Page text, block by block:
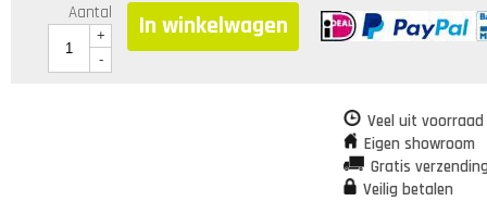
Aantal
+
-
In winkelwagen
Veel uit
Eigen showroom
Gratis
Veilig betalen